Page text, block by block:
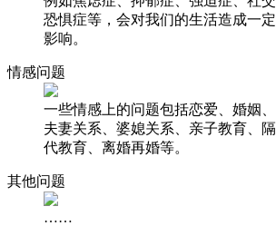
恐惧症等，会对我们的生活造成一定
影响。
情感问题
一些情感上的问题包括恋爱、婚姻、
夫妻关系、婆媳关系、亲子教育、隔
代教育、离婚再婚等。
其他问题
……